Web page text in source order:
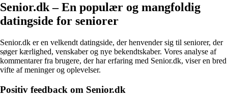
Senior.dk – En populær og mangfoldig
datingside for seniorer
Senior.dk er en velkendt datingside, der henvender sig til seniorer, der
søger kærlighed, venskaber og nye bekendtskaber. Vores analyse af
kommentarer fra brugere, der har erfaring med Senior.dk, viser en bred
vifte af meninger og oplevelser.
Positiv feedback om Senior.dk